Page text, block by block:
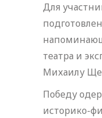
Для
театра и
Михаилу
Победу
историко-